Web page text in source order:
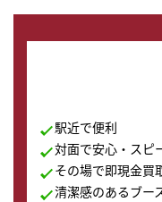
駅近で便利
対面で安心・スピ
その場で即現金買
清潔感のあるブー